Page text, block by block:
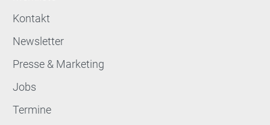
Kontakt
Newsletter
Presse & Marketing
Jobs
Termine